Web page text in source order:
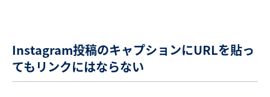
Instagram投稿のキャプションにURLを貼っ
てもリンクにはならない